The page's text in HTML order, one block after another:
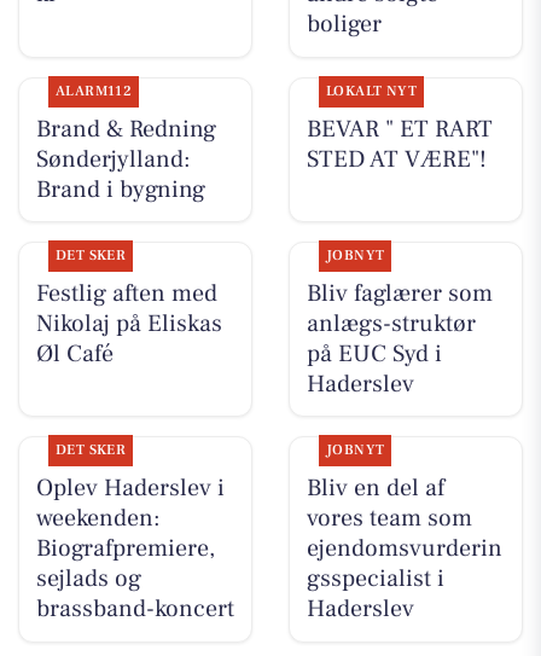
boliger
ALARM112
Brand & Redning
Sønderjylland:
Brand i bygning
LOKALT NYT
BEVAR " ET RART
STED AT VÆRE"!
DET SKER
Festlig aften med
Nikolaj på Eliskas
Øl Café
JOBNYT
Bliv faglærer som
anlægs-struktør
på EUC Syd i
Haderslev
DET SKER
Oplev Haderslev i
weekenden:
Biografpremiere,
sejlads og
brassband-koncert
JOBNYT
Bliv en del af
vores team som
ejendomsvurderin
gsspecialist i
Haderslev